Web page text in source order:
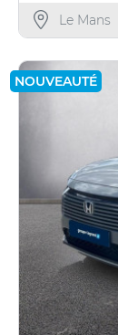
Le Mans
NOUVEAUTÉ